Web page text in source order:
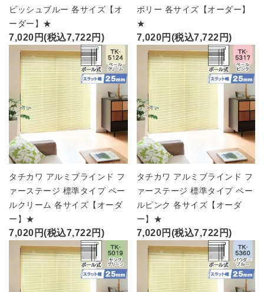
ビッシュブルー 各サイズ【オ
ーダー】★
7,020円(税込7,722円)
ボリー 各サイズ【オーダー】
★
7,020円(税込7,722円)
タチカワ アルミブラインド フ
ァーステージ 標準タイプ ペー
ルクリーム 各サイズ【オーダ
ー】★
7,020円(税込7,722円)
タチカワ アルミブラインド フ
ァーステージ 標準タイプ ペー
ルピンク 各サイズ【オーダ
ー】★
7,020円(税込7,722円)